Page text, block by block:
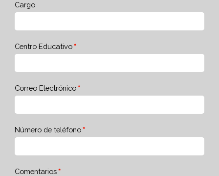
Cargo
Centro Educativo
Correo Electrónico
Número de teléfono
Comentarios